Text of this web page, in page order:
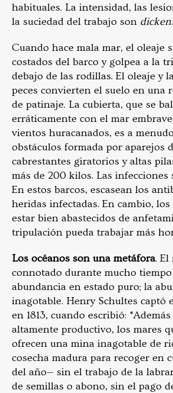
habituales. La intensidad, las
la suciedad del trabajo son
Cuando hace mala mar, el oleaje
costados del barco y golpea a la
debajo de las rodillas. El oleaje y
peces convierten el suelo en una
de patinaje. La cubierta, que se
erráticamente con el mar
vientos huracanados, es a
obstáculos formada por aparejos
cabrestantes giratorios y altas
más de 200 kilos. Las infecciones
En estos barcos, escasean los
heridas infectadas. En cambio,
estar bien abastecidos de
tripulación pueda trabajar más
Los océanos son una metáfora. El
connotado durante mucho
abundancia en estado puro; la
inagotable. Henry Schultes captó
en 1813, cuando escribió:
altamente productivo, los mares
ofrecen una mina inagotable de
cosecha madura para recoger en
del año— sin el trabajo de la
de semillas o abono, sin el pago